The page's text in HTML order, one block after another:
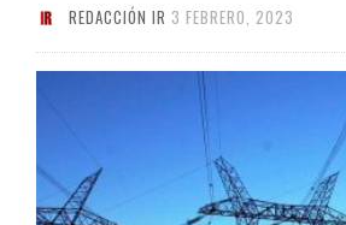
REDACCIÓN IR 3 FEBRERO, 2023